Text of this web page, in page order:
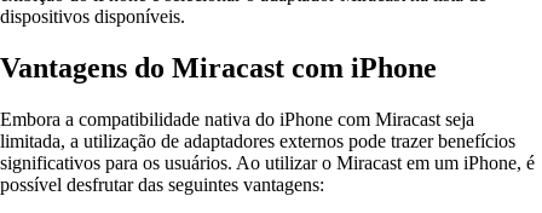
dispositivos disponíveis.
Vantagens do Miracast com iPhone
Embora a compatibilidade nativa do iPhone com Miracast seja
limitada, a utilização de adaptadores externos pode trazer benefícios
significativos para os usuários. Ao utilizar o Miracast em um iPhone, é
possível desfrutar das seguintes vantagens: